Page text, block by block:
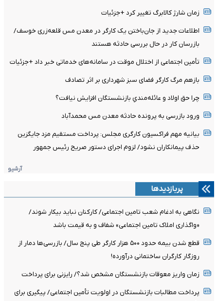
زمان شارژ کالابرگ تغییر کرد +جزئیات
اطلاعات جدید از جان‌باختن یک کارگر در معدن مس قلعه‌زری خوسف/
بازرسان کار در حال بررسی حادثه هستند
تأمین اجتماعی از اختلال موقت در سامانه‌های خدماتی خبر داد +جزئیات
بازهم مرگ کارگر فضای سبز شهرداری بر اثر تصادف
چرا حق اولاد و عائله‌مندیِ بازنشستگان افزایش نیافت؟
ورود بازرسی به پرونده حادثه معدن مس محمدآباد
بیانیه مهم فراکسیون کارگری مجلس: پرداخت مستقیم مزد جایگزین
حذف پیمانکاران نشود/ لزوم اجرای دستور صریح رئیس جمهور
آرشیو
پربازدیدها
نگاهی به ادغام شعب تامین اجتماعی/ کارکنان نباید بیکار شوند/
«واگذاری املاک تامین اجتماعی» شفاف و به قیمت باشد
قطع شدن بیمه حدود ۵۰۰ هزار کارگر طی پنج سال/ بازرسی‌ها دمار از
روزگار کارگران ساختمانی درآورده!
زمان واریز معوقات بازنشستگان مشخص شد؟/ رایزنی برای پرداخت
پرداخت مطالبات بازنشستگان در اولویت تأمین اجتماعی/ پیگیری برای